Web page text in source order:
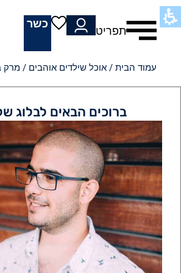
תפריט
כשר
עמוד הבית / אוכל שילדים אוהבים / מרק
ברוכים הבאים לבלוג